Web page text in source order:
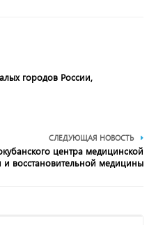
городов России,
СЛЕДУЮЩАЯ НОВОСТЬ
центра медицинской
и восстановительной медицины